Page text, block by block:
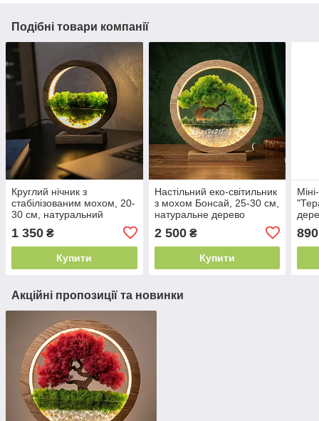
Подібні товари компанії
Круглий нічник з
стабілізованим мохом, 20-
30 см, натуральний
1 350 ₴
Купити
Настільний еко-світильник
з мохом Бонсай, 25-30 см,
натуральне дерево
2 500₴
Купити
890
Акційні пропозиції та новинки